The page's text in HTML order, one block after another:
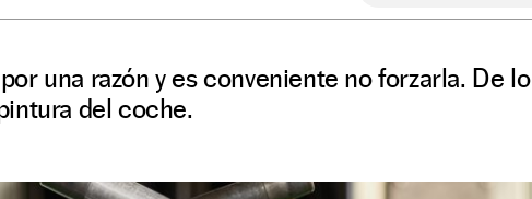
una razón y es conveniente no forzarla. De lo
del coche.